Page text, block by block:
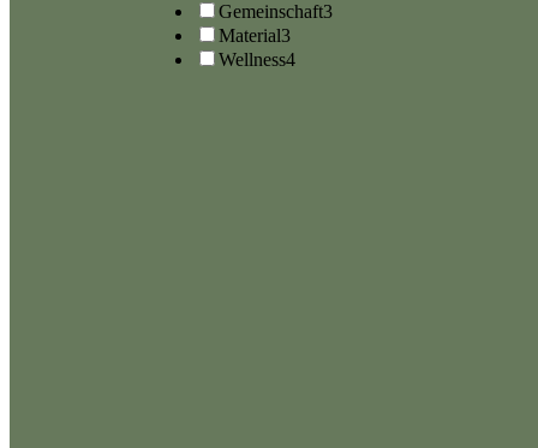
Gemeinschaft3
Material3
Wellness4